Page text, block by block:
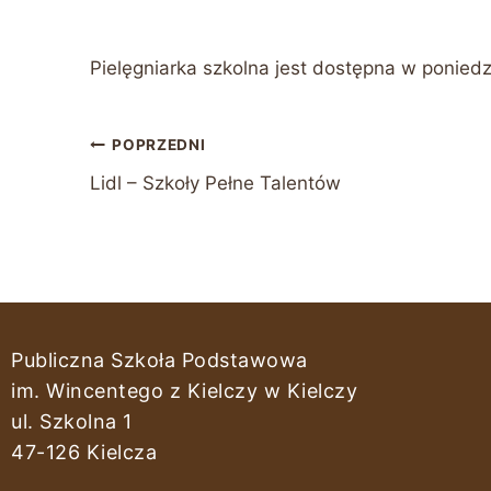
Pielęgniarka szkolna jest dostępna w
POPRZEDNI
Lidl – Szkoły Pełne Talentów
Publiczna Szkoła Podstawowa
im. Wincentego z Kielczy w Kielczy
ul. Szkolna 1
47-126 Kielcza